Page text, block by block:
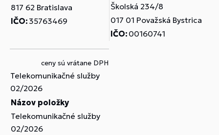
817 62 Bratislava
IČO: 35763469
Školská 234/8
017 01 Považská Bystrica
IČO: 00160741
ceny sú vrátane DPH
Telekomunikačné služby
02/2026
Názov položky
Telekomunikačné služby
02/2026